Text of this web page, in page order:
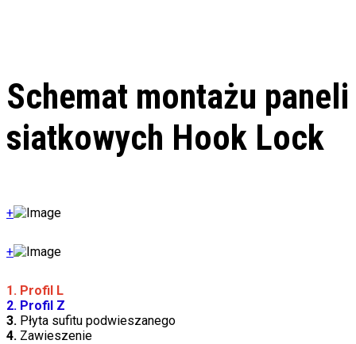
Schemat montażu paneli
siatkowych Hook Lock
+
+
1. Profil L
2. Profil Z
3. Płyta sufitu podwieszanego
4. Zawieszenie